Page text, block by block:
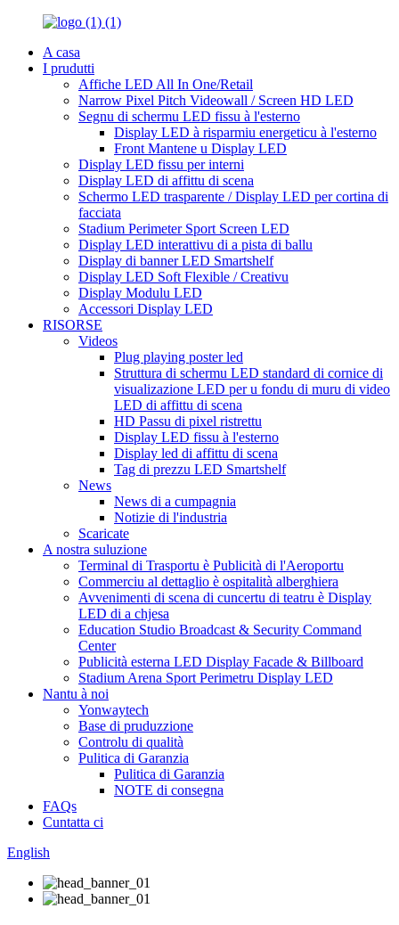
A casa
I prudutti
Affiche LED All In One/Retail
Narrow Pixel Pitch Videowall / Screen HD LED
Segnu di schermu LED fissu à l'esterno
Display LED à risparmiu energeticu à l'esterno
Front Mantene u Display LED
Display LED fissu per interni
Display LED di affittu di scena
Schermo LED trasparente / Display LED per cortina di
facciata
Stadium Perimeter Sport Screen LED
Display LED interattivu di a pista di ballu
Display di banner LED Smartshelf
Display LED Soft Flexible / Creativu
Display Modulu LED
Accessori Display LED
RISORSE
Videos
Plug playing poster led
Struttura di schermu LED standard di cornice di
visualizazione LED per u fondu di muru di video
LED di affittu di scena
HD Passu di pixel ristrettu
Display LED fissu à l'esterno
Display led di affittu di scena
Tag di prezzu LED Smartshelf
News
News di a cumpagnia
Notizie di l'industria
Scaricate
A nostra suluzione
Terminal di Trasportu è Publicità di l'Aeroportu
Commerciu al dettaglio è ospitalità alberghiera
Avvenimenti di scena di cuncertu di teatru è Display
LED di a chjesa
Education Studio Broadcast & Security Command
Center
Publicità esterna LED Display Facade & Billboard
Stadium Arena Sport Perimetru Display LED
Nantu à noi
Yonwaytech
Base di pruduzzione
Controlu di qualità
Pulitica di Garanzia
Pulitica di Garanzia
NOTE di consegna
FAQs
Cuntatta ci
English